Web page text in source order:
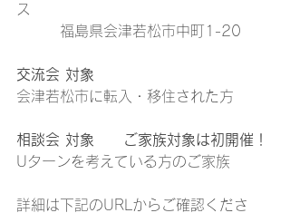
ス
福島県会津若松市中町1-20
交流会 対象
会津若松市に転入・移住された方
相談会 対象　　ご家族対象は初開催！
Uターンを考えている方のご家族
詳細は下記のURLからご確認くださ